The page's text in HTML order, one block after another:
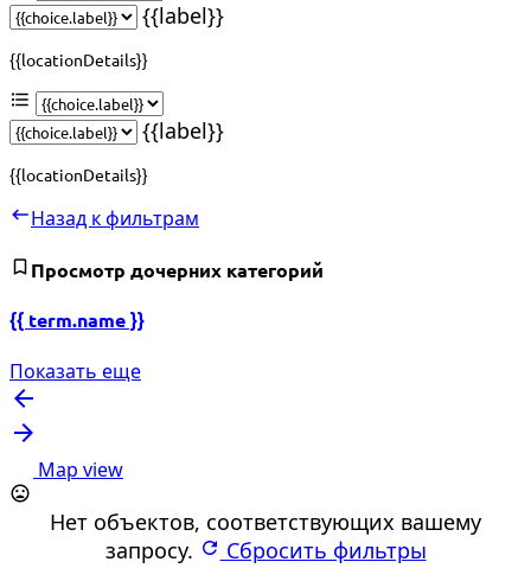
{{label}}
{{locationDetails}}
{{label}}
{{locationDetails}}
Назад к фильтрам
Просмотр дочерних категорий
{{ term.name }}
Показать еще
Map view
Нет объектов, соответствующих вашему
запросу.
Сбросить фильтры